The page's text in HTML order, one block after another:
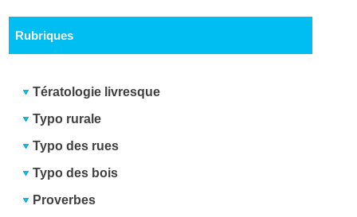
Rubriques
Tératologie livresque
Typo rurale
Typo des rues
Typo des bois
Proverbes